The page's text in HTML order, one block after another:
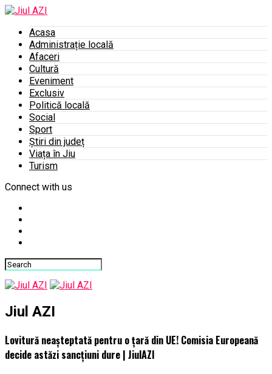
Acasa
Administrație locală
Afaceri
Cultură
Eveniment
Exclusiv
Politică locală
Social
Sport
Știri din județ
Viața în Jiu
Turism
Connect with us
Jiul AZI
Lovitură neașteptată pentru o țară din UE! Comisia Europeană
decide astăzi sancțiuni dure | JiulAZI